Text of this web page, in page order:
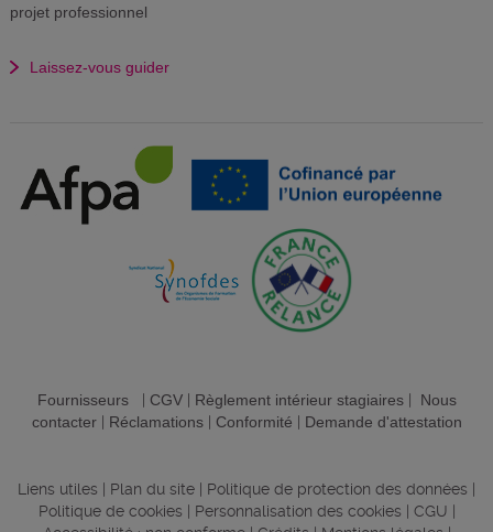
projet professionnel
Laissez-vous guider
Fournisseurs| CGV| Règlement intérieur stagiaires| Nous
contacter| Réclamations| Conformité Demande d'attestation
Liens utiles Plan du site Politique de protection des données
Politique de cookies
Personnalisation des cookies CGU